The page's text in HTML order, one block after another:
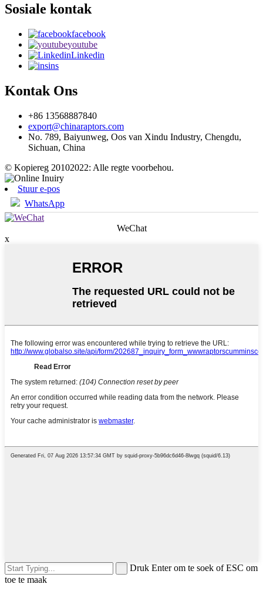
Sosiale kontak
facebook
youtube
Linkedin
ins
Kontak Ons
+86 13568887840
export@chinaraptors.com
No. 789, Baiyunweg, Oos van Xindu Industry, Chengdu,
Sichuan, China
© Kopiereg 20102022: Alle regte voorbehou.
Stuur e-pos
WhatsApp
WeChat
x
Druk Enter om te soek of ESC om
toe te maak